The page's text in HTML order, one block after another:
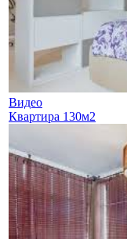
Видео
Квартира 130м2